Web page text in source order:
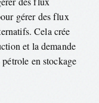
gérer des flux
Cela crée
et la demande
en stockage